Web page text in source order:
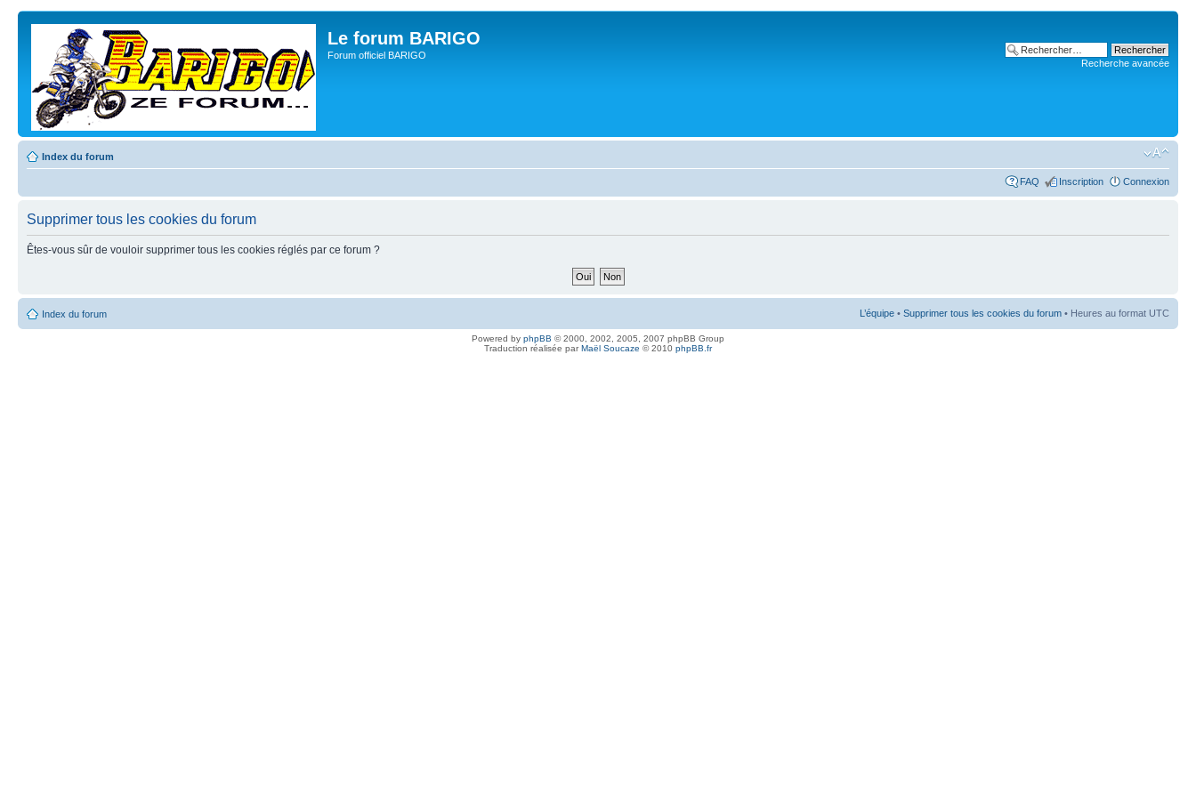
Le forum BARIGO
Forum officiel BARIGO
Recherche avancée
Index du forum
FAQ Inscription Connexion
Supprimer tous les cookies du forum
Êtes-vous sûr de vouloir supprimer tous les cookies réglés par ce forum ?
Index du forum L’équipe • Supprimer tous les cookies du forum • Heures au format UTC
Powered by phpBB © 2000, 2002, 2005, 2007 phpBB Group
Traduction réalisée parMaël Soucaze © 2010 phpBB.fr